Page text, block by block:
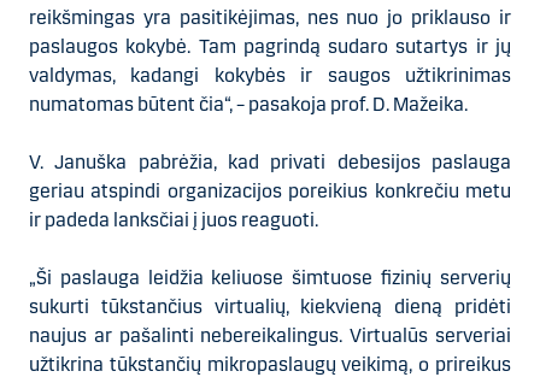
reikšmingas yra pasitikėjimas, nes nuo jo priklauso ir
paslaugos kokybė. Tam pagrindą sudaro sutartys ir jų
valdymas, kadangi kokybės ir saugos užtikrinimas
numatomas būtent čia“, – pasakoja prof. D. Mažeika.
V. Januška pabrėžia, kad privati debesijos paslauga
geriau atspindi organizacijos poreikius konkrečiu metu
ir padeda lanksčiai į juos reaguoti.
„Ši paslauga leidžia keliuose šimtuose fizinių serverių
sukurti tūkstančius virtualių, kiekvieną dieną pridėti
naujus ar pašalinti nebereikalingus. Virtualūs serveriai
užtikrina tūkstančių mikropaslaugų veikimą, o prireikus